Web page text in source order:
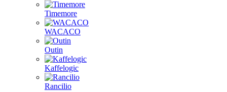
Timemore
WACACO
Outin
Kaffelogic
Rancilio